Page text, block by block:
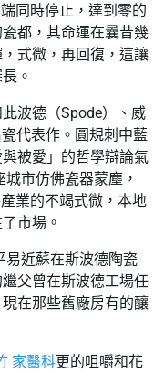
同時停止，達到零的
都，其命運在曩昔幾
式微，再回復，這讓
。
波德（Spode）、威
代表作。圓規刺中藍
被愛」的哲學辯論氣
市仿佛瓷器蒙塵，
業的不竭式微，本地
市場。
易近蘇在斯波德陶瓷
父曾在斯波德工場任
在那些舊廠房有的釀
家醫科更的咀嚼和花